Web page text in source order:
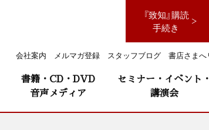
『致知』購読
手続き
会社案内 メルマガ登録 スタッフブログ 書店さまへ
書籍・CD・DVD
音声メディア
セミナー・イベント・
講演会